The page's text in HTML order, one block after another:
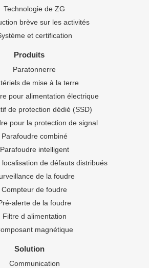
Technologie de ZG
brève sur les activités
et certification
Produits
Paratonnerre
de mise à la terre
pour alimentation électrique
de protection dédié (SSD)
pour la protection de signal
Parafoudre combiné
Parafoudre intelligent
localisation de défauts distribués
de la foudre
Compteur de foudre
alerte de la foudre
Filtre d alimentation
magnétique
Solution
Communication